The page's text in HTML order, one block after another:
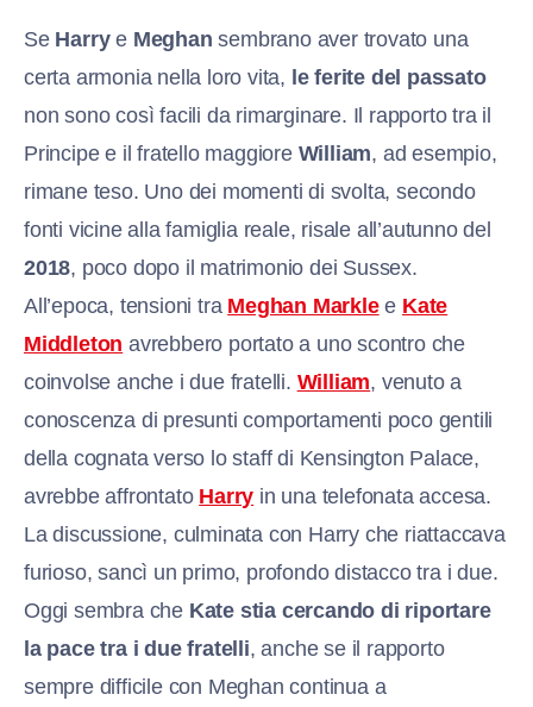
Se Harrye Meghan sembrano aver trovato una
certa armonia nella loro vita, le ferite del passato
non sono così facili da rimarginare. Il rapporto tra il
Principe e il fratello maggiore William, ad esempio,
rimane teso. Uno dei momenti di svolta, secondo
fonti vicine alla famiglia reale, risale all’autunno del
2018, poco dopo il matrimonio dei Sussex.
All’epoca, tensioni tra Meghan Marklee Kate
Middleton avrebbero portato a uno scontro che
coinvolse anche i due fratelli. William, venuto a
conoscenza di presunti comportamenti poco gentili
della cognata verso lo staff di Kensington Palace,
avrebbe affrontato Harry in una telefonata accesa.
La discussione, culminata con Harry che riattaccava
furioso, sancì un primo, profondo distacco tra i due.
Oggi sembra che Kate stia cercando di riportare
la pace tra i due fratelli, anche se il rapporto
sempre difficile con Meghan continua a